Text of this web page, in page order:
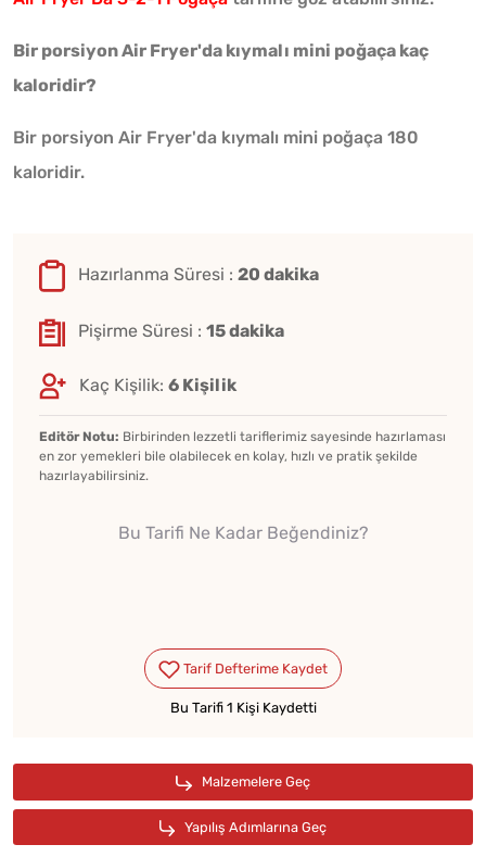
Bir porsiyon Air Fryer'da kıymalı mini poğaça kaç
kaloridir?
Bir porsiyon Air Fryer'da kıymalı mini poğaça 180
kaloridir.
Hazırlanma Süresi : 20 dakika
Pişirme Süresi : 15 dakika
Kaç Kişilik: 6 Kişilik
Editör Notu: Birbirinden lezzetli tariflerimiz sayesinde hazırlaması
en zor yemekleri bile olabilecek en kolay, hızlı ve pratik şekilde
hazırlayabilirsiniz.
Bu Tarifi Ne Kadar Beğendiniz?
Bu Tarifi 1 Kişi Kaydetti